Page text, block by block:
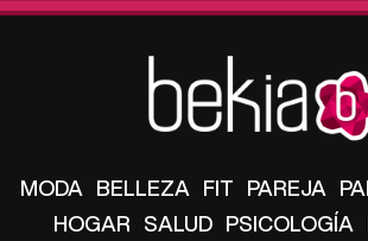
MODA BELLEZA FIT PAREJA
HOGAR SALUD PSICOLOGÍA